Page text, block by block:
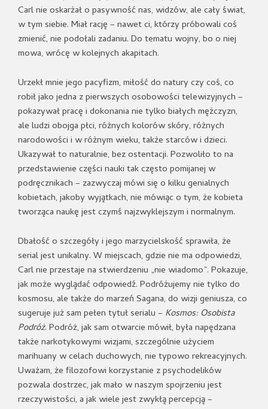
Carl nie oskarżał o pasywność nas, widzów, ale cały świat,
w tym siebie. Miał rację – nawet ci, którzy próbowali coś
zmienić, nie podołali zadaniu. Do tematu wojny, bo o niej
mowa, wrócę w kolejnych akapitach.
Urzekł mnie jego pacyfizm, miłość do natury czy coś, co
robił jako jedna z pierwszych osobowości telewizyjnych –
pokazywał pracę i dokonania nie tylko białych mężczyzn,
ale ludzi obojga płci, różnych kolorów skóry, różnych
narodowości i w różnym wieku, także starców i dzieci.
Ukazywał to naturalnie, bez ostentacji. Pozwoliło to na
przedstawienie części nauki tak często pomijanej w
podręcznikach – zazwyczaj mówi się o kilku genialnych
kobietach, jakoby wyjątkach, nie mówiąc o tym, że kobieta
tworząca naukę jest czymś najzwyklejszym i normalnym.
Dbałość o szczegóły i jego marzycielskość sprawiła, że
serial jest unikalny. W miejscach, gdzie nie ma odpowiedzi,
Carl nie przestaje na stwierdzeniu „nie wiadomo”. Pokazuje,
jak może wyglądać odpowiedź. Podróżujemy nie tylko do
kosmosu, ale także do marzeń Sagana, do wizji geniusza, co
sugeruje już sam pełen tytuł serialu – Kosmos: Osobista
Podróż. Podróż, jak sam otwarcie mówił, była napędzana
także narkotykowymi wizjami, szczególnie użyciem
marihuany w celach duchowych, nie typowo rekreacyjnych.
Uważam, że filozofowi korzystanie z psychodelików
pozwala dostrzec, jak mało w naszym spojrzeniu jest
rzeczywistości, a jak wiele jest zwykłą percepcją –